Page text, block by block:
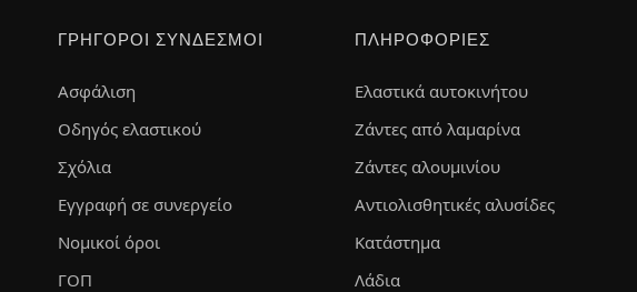
ΓΡΉΓΟΡΟΙ ΣΎΝΔΕΣΜΟΙ
Ασφάλιση
Οδηγός ελαστικού
Σχόλια
Εγγραφή σε συνεργείο
Νομικοί όροι
ΓΟΠ
ΠΛΗΡΟΦΟΡΊΕΣ
Ελαστικά αυτοκινήτου
Ζάντες από λαμαρίνα
Ζάντες αλουμινίου
Αντιολισθητικές αλυσίδες
Κατάστημα
Λάδια